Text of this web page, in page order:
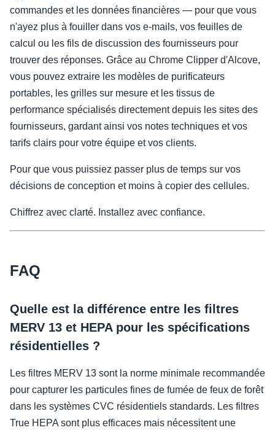
commandes et les données financières — pour que vous
n'ayez plus à fouiller dans vos e-mails, vos feuilles de
calcul ou les fils de discussion des fournisseurs pour
trouver des réponses. Grâce au Chrome Clipper d'Alcove,
vous pouvez extraire les modèles de purificateurs
portables, les grilles sur mesure et les tissus de
performance spécialisés directement depuis les sites des
fournisseurs, gardant ainsi vos notes techniques et vos
tarifs clairs pour votre équipe et vos clients.
Pour que vous puissiez passer plus de temps sur vos
décisions de conception et moins à copier des cellules.
Chiffrez avec clarté. Installez avec confiance.
FAQ
Quelle est la différence entre les filtres
MERV 13 et HEPA pour les spécifications
résidentielles ?
Les filtres MERV 13 sont la norme minimale recommandée
pour capturer les particules fines de fumée de feux de forêt
dans les systèmes CVC résidentiels standards. Les filtres
True HEPA sont plus efficaces mais nécessitent une